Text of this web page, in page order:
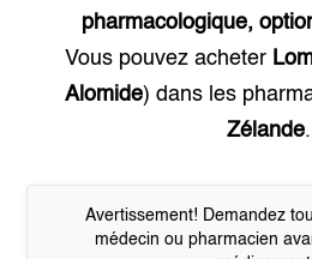
pharmacologique,
Vous pouvez acheter
Alomide) dans les
Zélande.
Avertissement! Demandez
médecin ou pharmacien